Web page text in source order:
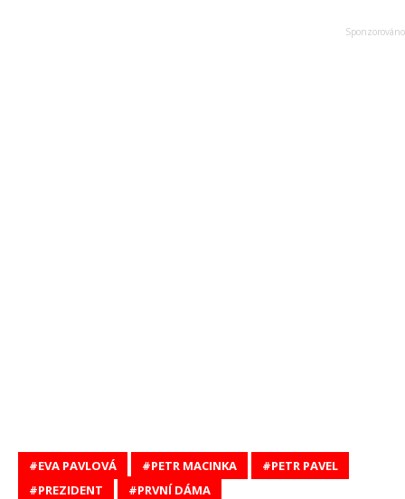
EVA PAVLOVÁ PETR MACINKA
PETR PAVEL
PREZIDENT
PRVNÍ DÁMA